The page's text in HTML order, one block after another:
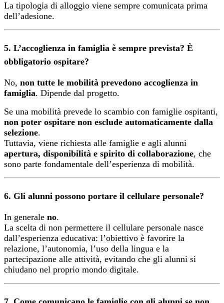
La tipologia di alloggio viene sempre comunicata prima
dell’adesione.
5. L’accoglienza in famiglia è sempre prevista? È
obbligatorio ospitare?
No, non tutte le mobilità prevedono accoglienza in
famiglia. Dipende dal progetto.
Se una mobilità prevede lo scambio con famiglie ospitanti,
non poter ospitare non esclude automaticamente dalla
selezione.
Tuttavia, viene richiesta alle famiglie e agli alunni
apertura, disponibilità e spirito di collaborazione, che
sono parte fondamentale dell’esperienza di mobilità.
6. Gli alunni possono portare il cellulare personale?
In generale no.
La scelta di non permettere il cellulare personale nasce
dall’esperienza educativa: l’obiettivo è favorire la
relazione, l’autonomia, l’uso della lingua e la
partecipazione alle attività, evitando che gli alunni si
chiudano nel proprio mondo digitale.